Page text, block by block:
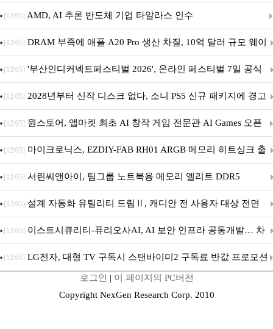
[12/05] AMD, AI 추론 반도체 기업 타알라스 인수
[12/05] DRAM 부족에 애플 A20 Pro 생산 차질, 10억 달러 규모 웨이
퍼 대기
[12/05] '부산인디커넥트페스티벌 2026', 온라인 페스티벌 7일 공식
개막... 22일간 진행
[12/05] 2028년부터 신작 디스크 없다, 소니 PS5 신규 패키지에 경고
문 추가
[12/05] 원스토어, 앱마켓 최초 AI 창작 게임 전문관 AI Games 오픈
[12/05] 마이크로닉스, EZDIY-FAB RH01 ARGB 메모리 히트싱크 출
시
[12/05] 서린씨앤아이, 팀그룹 노트북용 메모리 엘리트 DDR5
5600MHz 16GB 출시
[12/05] 설계 자동화 유틸리티 드림Ⅱ, 캐디안 전 사용자 대상 전면
무상 배포
[12/05] 이스트시큐리티-퓨리오사AI, AI 보안 인프라 공동개발… 차
세대 AI 보안 플랫폼 구축
[12/05] LG전자, 대형 TV 구독시 스탠바이미2 구독료 반값 프로모션
로그인 | 이 페이지의 PC버전
Copyright NexGen Research Corp. 2010